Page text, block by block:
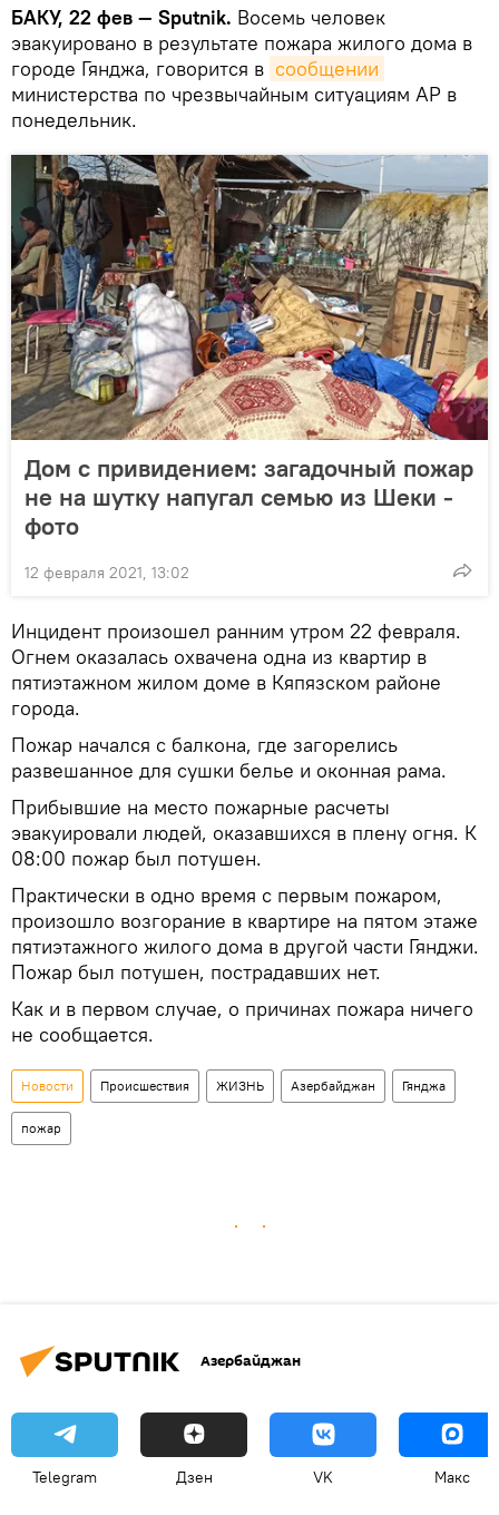
БАКУ, 22 фев — Sputnik. Восемь человек
эвакуировано в результате пожара жилого дома в
городе Гянджа, говорится в сообщении
министерства по чрезвычайным ситуациям АР в
понедельник.
Дом с привидением: загадочный пожар
не на шутку напугал семью из Шеки -
фото
12 февраля 2021, 13:02
Инцидент произошел ранним утром 22 февраля.
Огнем оказалась охвачена одна из квартир в
пятиэтажном жилом доме в Кяпязском районе
города.
Пожар начался с балкона, где загорелись
развешанное для сушки белье и оконная рама.
Прибывшие на место пожарные расчеты
эвакуировали людей, оказавшихся в плену огня. К
08:00 пожар был потушен.
Практически в одно время с первым пожаром,
произошло возгорание в квартире на пятом этаже
пятиэтажного жилого дома в другой части Гянджи.
Пожар был потушен, пострадавших нет.
Как и в первом случае, о причинах пожара ничего
не сообщается.
Новости Происшествия ЖИЗНЬ Азербайджан Гянджа
пожар
Азербайджан
Telegram Дзен VK Макс